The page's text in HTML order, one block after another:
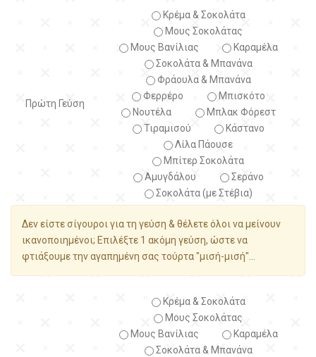
Πρώτη Γεύση
Κρέμα & Σοκολάτα
Μους Σοκολάτας
Μους Βανίλιας
Καραμέλα
Σοκολάτα & Μπανάνα
Φράουλα & Μπανάνα
Φερρέρο
Μπισκότο
Νουτέλα
Μπλακ Φόρεστ
Τιραμισού
Κάστανο
Λίλα Πάουσε
Μπίτερ Σοκολάτα
Αμυγδάλου
Σεράνο
Σοκολάτα (με Στέβια)
Δεν είστε σίγουροι για τη γεύση & θέλετε όλοι να μείνουν
ικανοποιημένοι; Επιλέξτε 1 ακόμη γεύση, ώστε να
φτιάξουμε την αγαπημένη σας τούρτα "μισή-μισή"...
Κρέμα & Σοκολάτα
Μους Σοκολάτας
Μους Βανίλιας
Καραμέλα
Σοκολάτα & Μπανάνα